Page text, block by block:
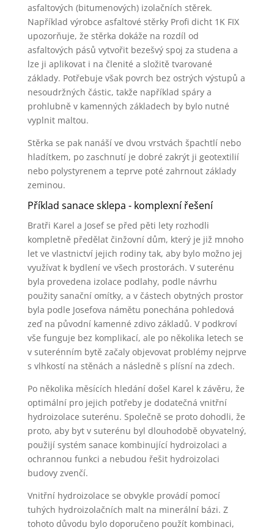
asfaltových (bitumenových) izolačních stěrek.
Například výrobce asfaltové stěrky Profi dicht 1K FIX
upozorňuje, že stěrka dokáže na rozdíl od
asfaltových pásů vytvořit bezešvý spoj za studena a
lze ji aplikovat i na členité a složitě tvarované
základy. Potřebuje však povrch bez ostrých výstupů a
nesoudržných částic, takže například spáry a
prohlubně v kamenných základech by bylo nutné
vyplnit maltou.
Stěrka se pak nanáší ve dvou vrstvách špachtlí nebo
hladítkem, po zaschnutí je dobré zakrýt ji geotextilií
nebo polystyrenem a teprve poté zahrnout základy
zeminou.
Příklad sanace sklepa - komplexní řešení
Bratři Karel a Josef se před pěti lety rozhodli
kompletně předělat činžovní dům, který je již mnoho
let ve vlastnictví jejich rodiny tak, aby bylo možno jej
využívat k bydlení ve všech prostorách. V suterénu
byla provedena izolace podlahy, podle návrhu
použity sanační omítky, a v částech obytných prostor
byla podle Josefova námětu ponechána pohledová
zeď na původní kamenné zdivo základů. V podkroví
vše funguje bez komplikací, ale po několika letech se
v suterénním bytě začaly objevovat problémy nejprve
s vlhkostí na stěnách a následně s plísní na zdech.
Po několika měsících hledání došel Karel k závěru, že
optimální pro jejich potřeby je dodatečná vnitřní
hydroizolace suterénu. Společně se proto dohodli, že
proto, aby byt v suterénu byl dlouhodobě obyvatelný,
použijí systém sanace kombinující hydroizolaci a
ochrannou funkci a nebudou řešit hydroizolaci
budovy zvenčí.
Vnitřní hydroizolace se obvykle provádí pomocí
tuhých hydroizolačních malt na minerální bázi. Z
tohoto důvodu bylo doporučeno použít kombinaci,